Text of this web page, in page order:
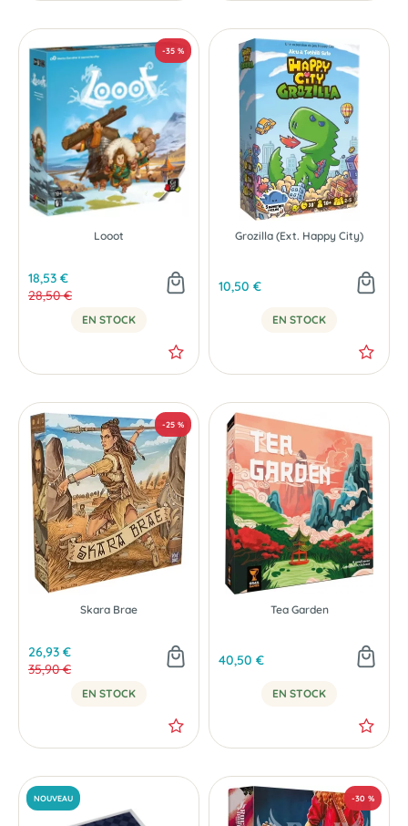
NOUVEAU
Looot
18,53 €
28,50 €
EN STOCK
Grozilla (Ext. Happy City)
10,50 €
EN STOCK
Skara Brae
26,93 €
35,90 €
EN STOCK
Tea Garden
40,50 €
EN STOCK